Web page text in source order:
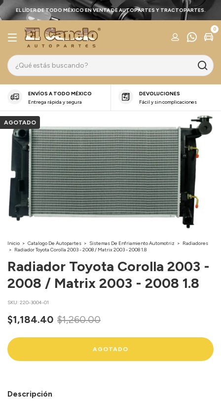
EL LÍDER DE TODO MÉXICO EN VENTA DE AUTOPARTES Y TRACTOPARTES.
0
ENVÍOS A TODO MÉXICO
Entrega rápida y segura
DEVOLUCIONES
Fácil y sin complicaciones
AGOTADO
Inicio > Catalogo De Autopartes > Sistemas De Enfriamiento Automotriz > Radiadores
> Radiador Toyota Corolla 2003 - 2008 / Matrix 2003 - 2008 1.8
Radiador Toyota Corolla 2003 -
2008 / Matrix 2003 - 2008 1.8
SKU: 220-3004-01
$1,184.40 $1,260.00
Descripción